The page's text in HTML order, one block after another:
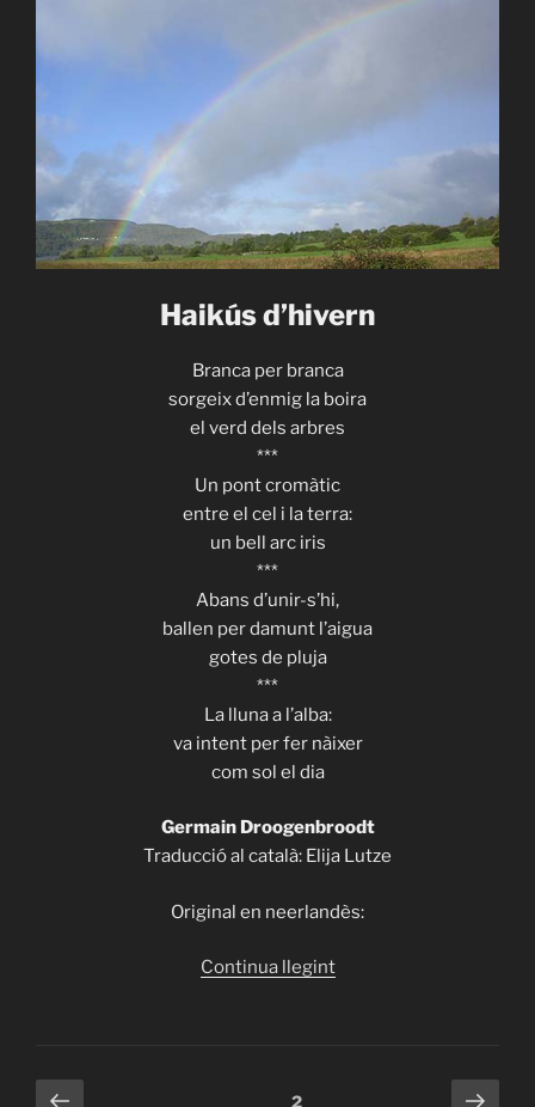
Haikús d’hivern
Branca per branca
sorgeix d’enmig la boira
el verd dels arbres
***
Un pont cromàtic
entre el cel i la terra:
un bell arc iris
***
Abans d’unir-s’hi,
ballen per damunt l’aigua
gotes de pluja
***
La lluna a l’alba:
va intent per fer nàixer
com sol el dia
Germain Droogenbroodt
Traducció al català: Elija Lutze
Original en neerlandès:
Continua llegint«ITHACA
Droogenbroodt
Paginació
Pàgina Pàgina2